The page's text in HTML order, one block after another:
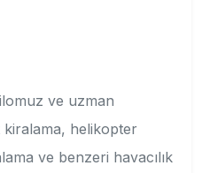
ve uzman
helikopter
ve benzeri havacılık